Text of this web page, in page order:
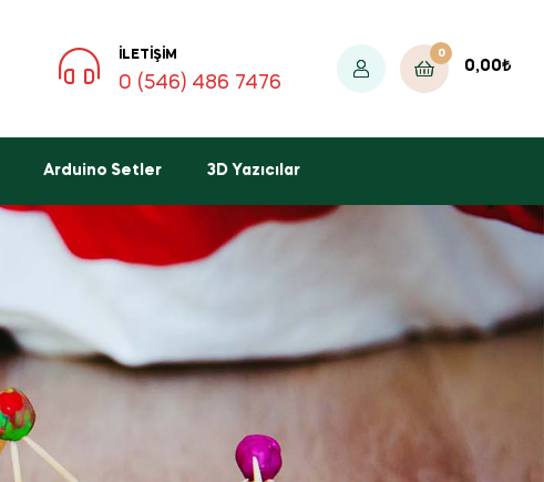
İLETIŞIM
0 (546) 486 7476
0
0,00₺
Arduino Setler 3D Yazıcılar